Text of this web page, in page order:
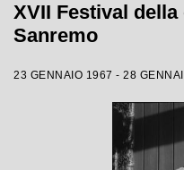
XVII Festival
Sanremo
23 GENNAIO 1967 - 28